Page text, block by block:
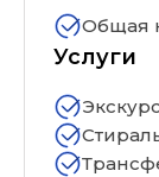
Общая
Услуги